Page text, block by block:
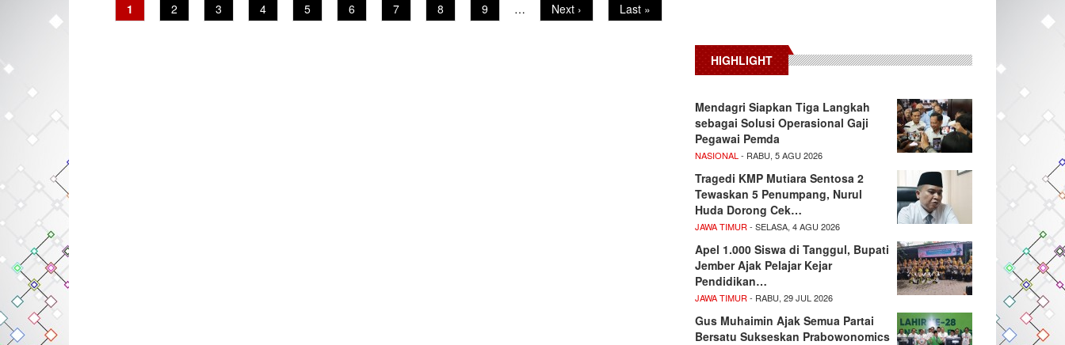
Current
page
1 Page
2 Page
3 Page
4 Page
5 Page
6 Page
7 Page
8 Page
9 …
Next
page
Next ›
Last
page
Last »
HIGHLIGHT
Mendagri Siapkan Tiga Langkah
sebagai Solusi Operasional Gaji
Pegawai Pemda
NASIONAL - RABU, 5 AGU 2026
Tragedi KMP Mutiara Sentosa 2
Tewaskan 5 Penumpang, Nurul
Huda Dorong Cek…
JAWA TIMUR - SELASA, 4 AGU 2026
Apel 1.000 Siswa di Tanggul, Bupati
Jember Ajak Pelajar Kejar
Pendidikan…
JAWA TIMUR - RABU, 29 JUL 2026
Gus Muhaimin Ajak Semua Partai
Bersatu Sukseskan Prabowonomics